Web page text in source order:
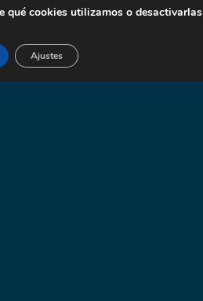
qué cookies utilizamos o desactivarlas
Ajustes